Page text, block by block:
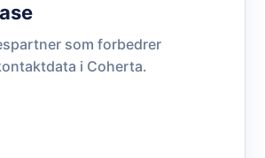
som forbedrer
i Coherta.